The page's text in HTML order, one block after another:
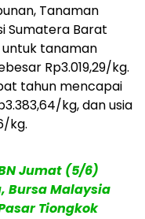
Tanaman
Sumatera Barat
untuk tanaman
Rp3.019,29/kg.
tahun mencapai
kg, dan usia
kg.
Jumat (5/6)
Bursa Malaysia
Tiongkok